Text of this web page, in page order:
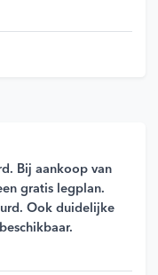
Bij aankoop van
gratis legplan.
Ook duidelijke